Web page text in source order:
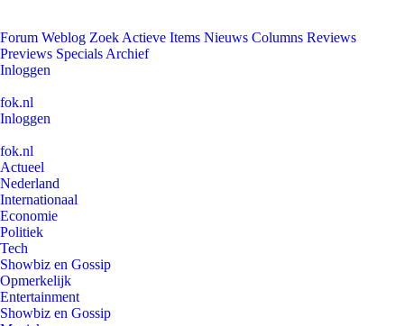
Forum Weblog Zoek Actieve Items Nieuws Columns Reviews
Previews Specials Archief
Inloggen
fok.nl
Inloggen
fok.nl
Actueel
Nederland
Internationaal
Economie
Politiek
Tech
Showbiz en Gossip
Opmerkelijk
Entertainment
Showbiz en Gossip